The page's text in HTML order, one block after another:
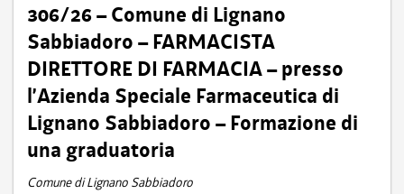
306/26 – Comune di Lignano
Sabbiadoro – FARMACISTA
DIRETTORE DI FARMACIA – presso
l’Azienda Speciale Farmaceutica di
Lignano Sabbiadoro – Formazione di
una graduatoria
Comune di Lignano Sabbiadoro